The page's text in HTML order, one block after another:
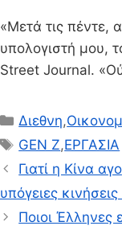
«Μετά τις πέντε,
υπολογιστή μου,
Street Journal.
Κατηγορίες
Διεθνη,
Ετικέτες
GEN Z,ΕΡΓΑΣΙΑ
Γιατί η Κίνα
υπόγειες
Ποιοι Έλληνες